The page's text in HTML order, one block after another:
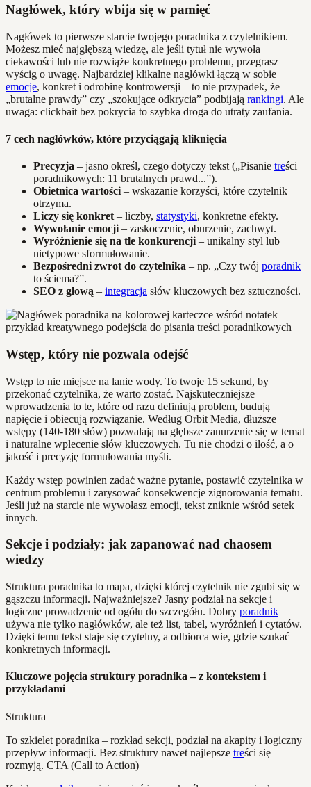
Nagłówek, który wbija się w pamięć
Nagłówek to pierwsze starcie twojego poradnika z czytelnikiem.
Możesz mieć najgłębszą wiedzę, ale jeśli tytuł nie wywoła
ciekawości lub nie rozwiąże konkretnego problemu, przegrasz
wyścig o uwagę. Najbardziej klikalne nagłówki łączą w sobie
emocje, konkret i odrobinę kontrowersji – to nie przypadek, że
„brutalne prawdy” czy „szokujące odkrycia” podbijają rankingi. Ale
uwaga: clickbait bez pokrycia to szybka droga do utraty zaufania.
7 cech nagłówków, które przyciągają kliknięcia
Precyzja – jasno określ, czego dotyczy tekst („Pisanie treści
poradnikowych: 11 brutalnych prawd...”).
Obietnica wartości – wskazanie korzyści, które czytelnik
otrzyma.
Liczy się konkret – liczby, statystyki, konkretne efekty.
Wywołanie emocji – zaskoczenie, oburzenie, zachwyt.
Wyróżnienie się na tle konkurencji – unikalny styl lub
nietypowe sformułowanie.
Bezpośredni zwrot do czytelnika – np. „Czy twój poradnik
to ściema?”.
SEO z głową – integracja słów kluczowych bez sztuczności.
Wstęp, który nie pozwala odejść
Wstęp to nie miejsce na lanie wody. To twoje 15 sekund, by
przekonać czytelnika, że warto zostać. Najskuteczniejsze
wprowadzenia to te, które od razu definiują problem, budują
napięcie i obiecują rozwiązanie. Według Orbit Media, dłuższe
wstępy (140-180 słów) pozwalają na głębsze zanurzenie się w temat
i naturalne wplecenie słów kluczowych. Tu nie chodzi o ilość, a o
jakość i precyzję formułowania myśli.
Każdy wstęp powinien zadać ważne pytanie, postawić czytelnika w
centrum problemu i zarysować konsekwencje zignorowania tematu.
Jeśli już na starcie nie wywołasz emocji, tekst zniknie wśród setek
innych.
Sekcje i podziały: jak zapanować nad chaosem
wiedzy
Struktura poradnika to mapa, dzięki której czytelnik nie zgubi się w
gąszczu informacji. Najważniejsze? Jasny podział na sekcje i
logiczne prowadzenie od ogółu do szczegółu. Dobry poradnik
używa nie tylko nagłówków, ale też list, tabel, wyróżnień i cytatów.
Dzięki temu tekst staje się czytelny, a odbiorca wie, gdzie szukać
konkretnych informacji.
Kluczowe pojęcia struktury poradnika – z kontekstem i
przykładami
Struktura
To szkielet poradnika – rozkład sekcji, podział na akapity i logiczny
przepływ informacji. Bez struktury nawet najlepsze treści się
rozmyją. CTA (Call to Action)